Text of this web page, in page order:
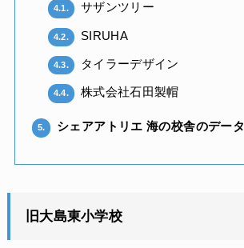
4.1. サザンツリー
4.2. SIRUHA
4.3. タイラーデザイン
4.4. 株式会社石田製帽
5. シェアアトリエ 海の校舎のデータ
旧大島東小学校